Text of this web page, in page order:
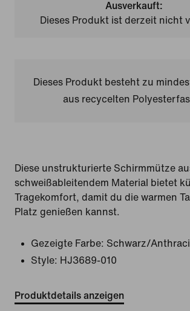
Ausverkauft:
Dieses Produkt ist derzeit nicht
Dieses Produkt besteht zu
aus recycelten
Diese unstrukturierte Schirmmütze
schweißableitendem Material bietet
Tragekomfort, damit du die warmen
Platz genießen kannst.
Gezeigte Farbe: Schwarz/
Style: HJ3689-010
Produktdetails anzeigen